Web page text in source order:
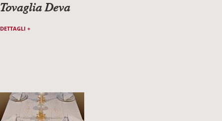
Tovaglia Deva
DETTAGLI +